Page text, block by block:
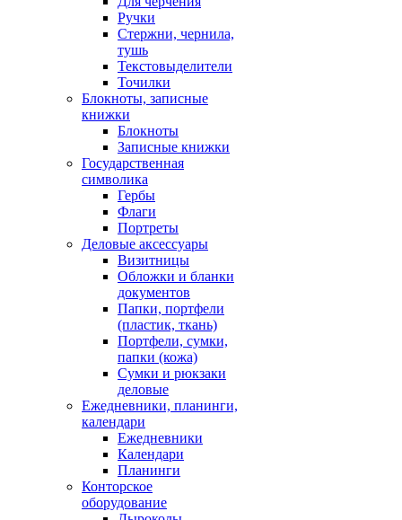
Ручки
Стержни, чернила,
тушь
Текстовыделители
Точилки
Блокноты, записные
книжки
Блокноты
Записные книжки
Государственная
символика
Гербы
Флаги
Портреты
Деловые аксессуары
Визитницы
Обложки и бланки
документов
Папки, портфели
(пластик, ткань)
Портфели, сумки,
папки (кожа)
Сумки и рюкзаки
деловые
Ежедневники, планинги,
календари
Ежедневники
Календари
Планинги
Конторское
оборудование